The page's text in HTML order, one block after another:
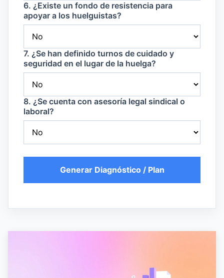
6. ¿Existe un fondo de resistencia para
apoyar a los huelguistas?
7. ¿Se han definido turnos de cuidado y
seguridad en el lugar de la huelga?
8. ¿Se cuenta con asesoría legal sindical o
laboral?
Generar Diagnóstico / Plan